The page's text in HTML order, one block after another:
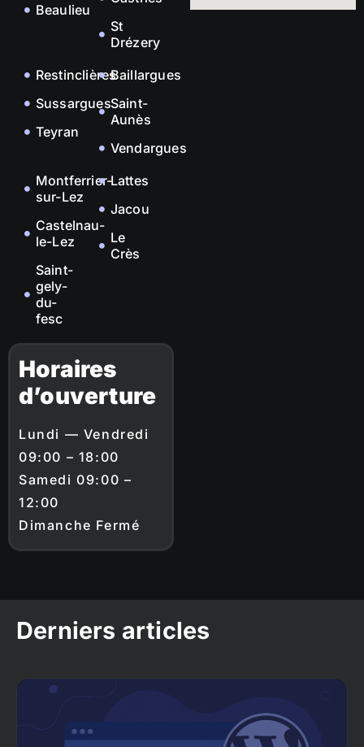
Beaulieu
St
Drézery
Restinclières
Sussargues
Teyran
Baillargues
Saint-
Aunès
Vendargues
Montferrier-
sur-Lez
Castelnau-
le-Lez
Saint-
gely-
du-
fesc
Lattes
Jacou
Le
Crès
Horaires
d’ouverture
Lundi — Vendredi
09:00 – 18:00
Samedi 09:00 –
12:00
Dimanche Fermé
Derniers articles